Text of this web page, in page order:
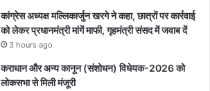
कांग्रेस अध्यक्ष मल्लिकार्जुन खरगे ने कहा, छात्रों पर कार्रवाई
को लेकर प्रधानमंत्री मांगें माफी, गृहमंत्री संसद में जवाब दें
3 hours ago
कराधान और अन्य कानून (संशोधन) विधेयक-2026 को
लोकसभा से मिली मंजूरी